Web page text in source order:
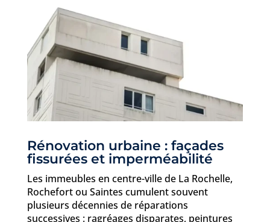
Rénovation urbaine : façades
fissurées et imperméabilité
Les immeubles en centre-ville de La Rochelle,
Rochefort ou Saintes cumulent souvent
plusieurs décennies de réparations
successives : ragréages disparates, peintures